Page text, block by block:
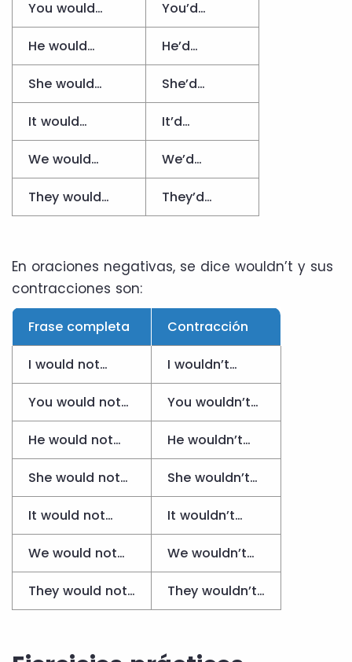
You would… You’d…
He would… He’d…
She would… She’d…
It would… It’d…
We would… We’d…
They would… They’d…
En oraciones negativas, se dice wouldn’t y sus
contracciones son:
Frase completa Contracción
I would not… I wouldn’t…
You would not… You wouldn’t…
He would not… He wouldn’t…
She would not… She wouldn’t…
It would not… It wouldn’t…
We would not… We wouldn’t…
They would not… They wouldn’t…